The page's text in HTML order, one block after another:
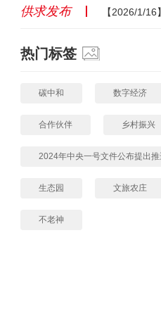
供求发布 【2026/1/
热门标签
碳中和 数字经济
合作伙伴 乡村振兴
2024年中央一号文件公布提出推
生态园 文旅农庄
不老神